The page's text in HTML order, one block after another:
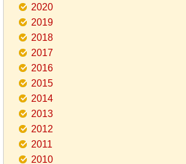
2020
2019
2018
2017
2016
2015
2014
2013
2012
2011
2010